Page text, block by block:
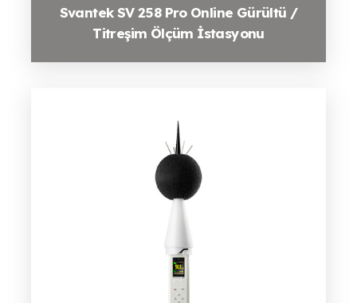
Svantek SV 258 Pro Online Gürültü /
Titreşim Ölçüm İstasyonu